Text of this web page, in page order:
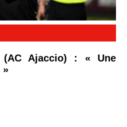
(AC Ajaccio) : « Une
»